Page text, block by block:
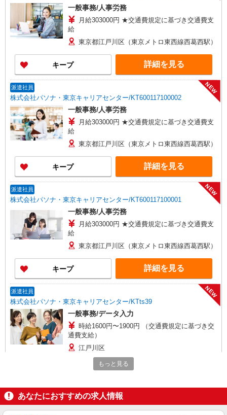
一般事務/人事労務
月給303000円 ★交通費規定に基づき交通費支
給
東京都江戸川区（東京メトロ東西線西葛西駅）
キープ 詳細を見る
派遣社員
株式会社パソナ・東京キャリアセンター/KT600117100002
NEW
一般事務/人事労務
月給303000円 ★交通費規定に基づき交通費支
給
東京都江戸川区（東京メトロ東西線西葛西駅）
キープ 詳細を見る
派遣社員
株式会社パソナ・東京キャリアセンター/KT600117100001
NEW
一般事務/人事労務
月給303000円 ★交通費規定に基づき交通費支
給
東京都江戸川区（東京メトロ東西線西葛西駅）
キープ 詳細を見る
派遣社員
株式会社パソナ・東京キャリアセンター/KTts39
NEW
一般事務/データ入力
時給1600円〜1900円 （交通費規定に基づき交
通費支給）
江戸川区
派遣社員
株式会社パソナ・東京キャリアセンター/KT6001171000
もっと見る
あなたにおすすめの求人情報